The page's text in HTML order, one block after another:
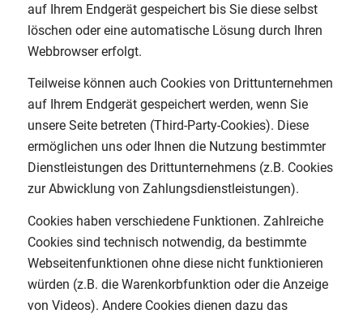
auf Ihrem Endgerät gespeichert bis Sie diese selbst
löschen oder eine automatische Lösung durch Ihren
Webbrowser erfolgt.
Teilweise können auch Cookies von Drittunternehmen
auf Ihrem Endgerät gespeichert werden, wenn Sie
unsere Seite betreten (Third-Party-Cookies). Diese
ermöglichen uns oder Ihnen die Nutzung bestimmter
Dienstleistungen des Drittunternehmens (z.B. Cookies
zur Abwicklung von Zahlungsdienstleistungen).
Cookies haben verschiedene Funktionen. Zahlreiche
Cookies sind technisch notwendig, da bestimmte
Webseitenfunktionen ohne diese nicht funktionieren
würden (z.B. die Warenkorbfunktion oder die Anzeige
von Videos). Andere Cookies dienen dazu das